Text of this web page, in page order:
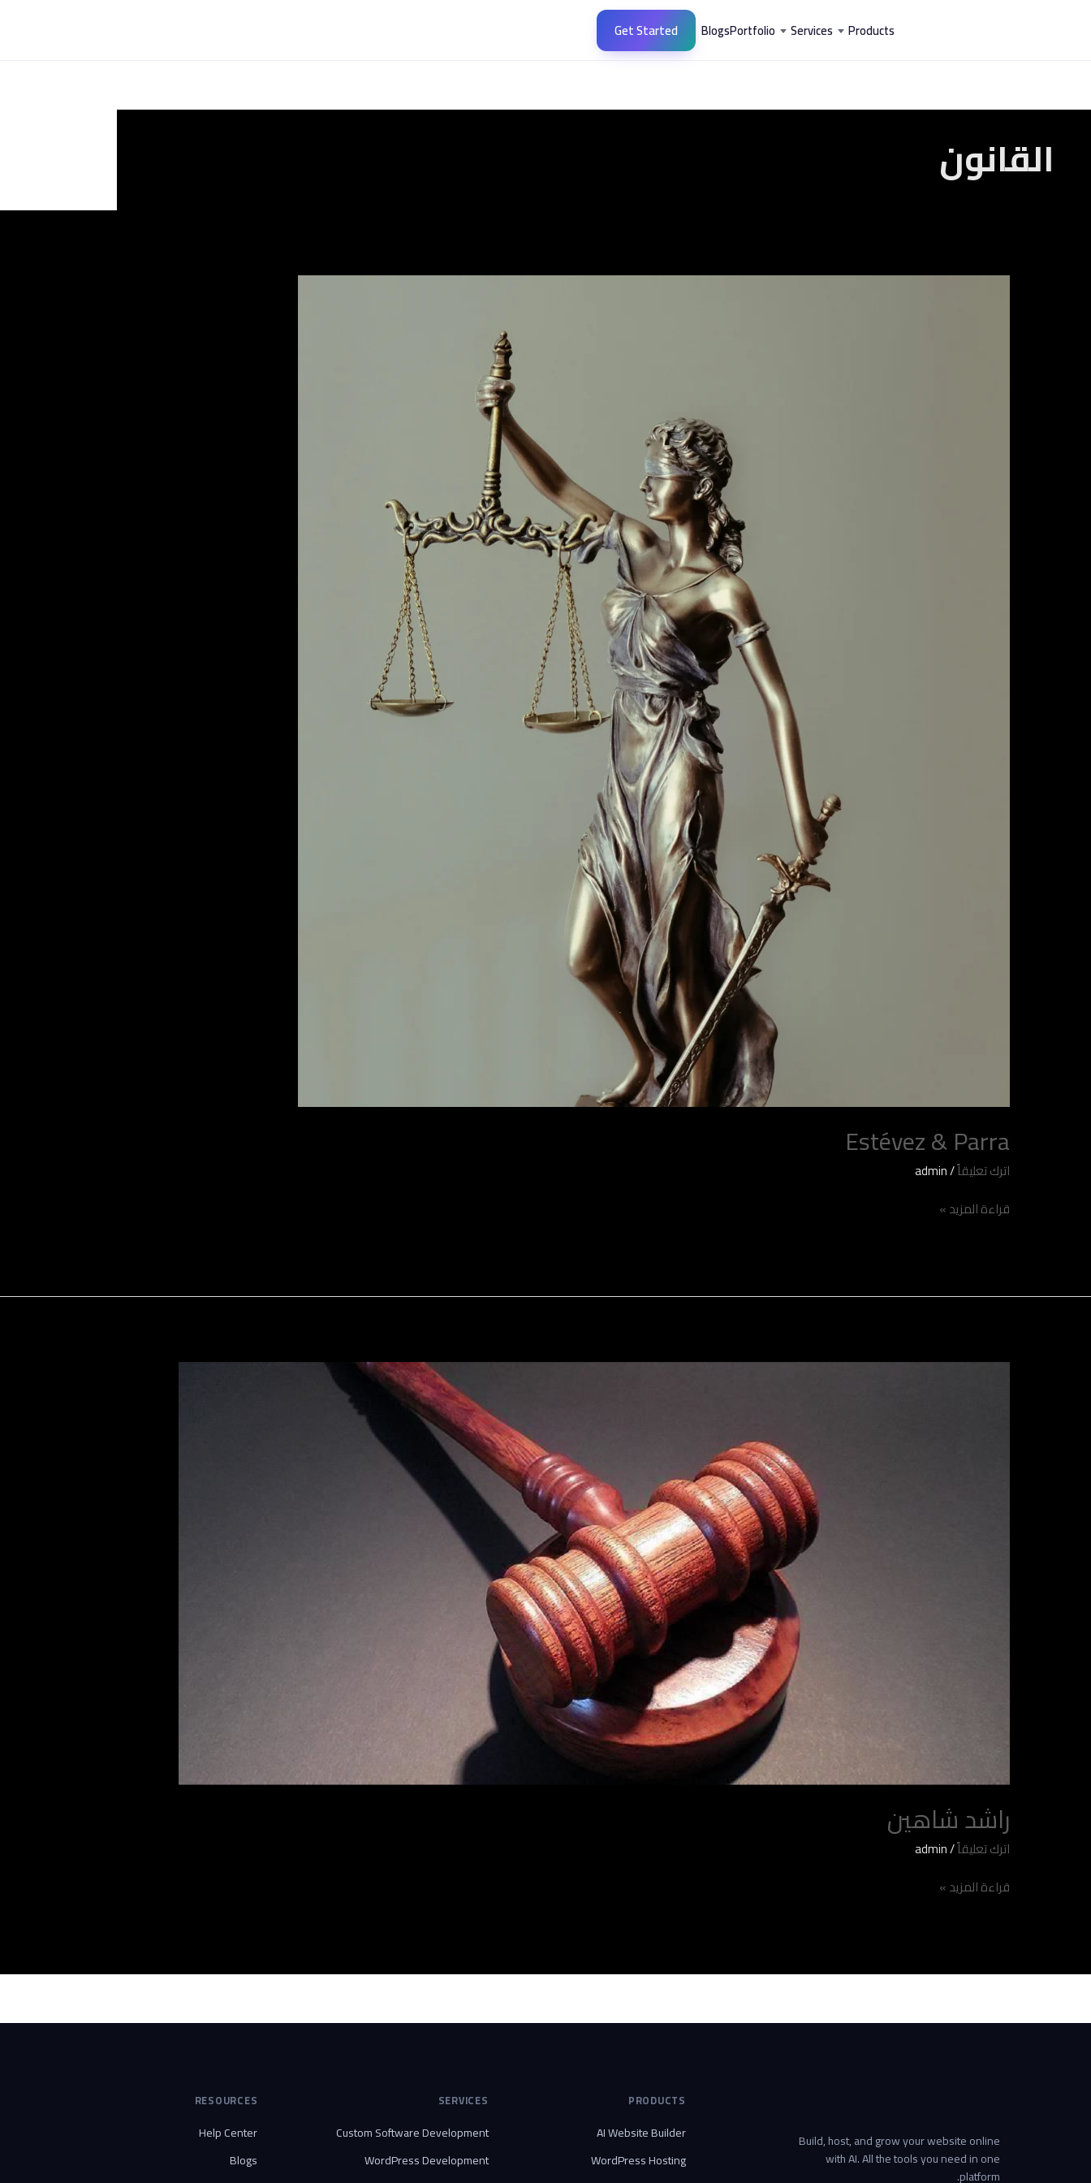
Products
Services
Portfolio
Blogs
Get Started
القانون
Estévez & Parra
اترك تعليقاً/
admin
قراءة المزيد »
راشد شاهين
اترك تعليقاً/
admin
قراءة المزيد »
Build, host, and grow your website online
with AI. All the tools you need in one
platform.
PRODUCTS
AI Website Builder
WordPress Hosting
SERVICES
Custom Software Development
WordPress Development
RESOURCES
Help Center
Blogs